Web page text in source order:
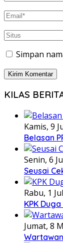
Simpan
KILAS
Kamis, 9
Belasan
Senin, 6
Seusai
Rabu, 1
KPK
Jumat, 8